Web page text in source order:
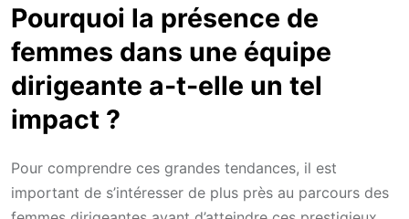
Pourquoi la présence de
femmes dans une équipe
dirigeante a-t-elle un tel
impact ?
Pour comprendre ces grandes tendances, il est
important de s’intéresser de plus près au parcours des